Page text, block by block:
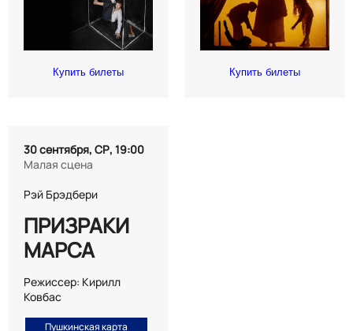
Купить билеты Купить билеты
30 сентября, СР, 19:00
Малая сцена
Рэй Брэдбери
ПРИЗРАКИ
МАРСА
Режиссер: Кирилл
Ковбас
Пушкинская карта